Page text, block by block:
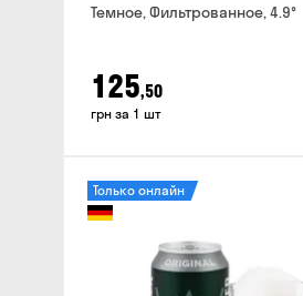
Темное, Фильтрованное, 4.9°
125,50
грн за 1 шт
Только онлайн